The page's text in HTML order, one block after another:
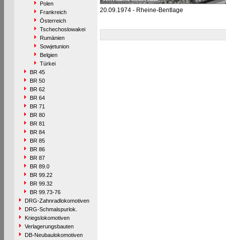
Polen
Frankreich
Österreich
Tschechoslowakei
Rumänien
Sowjetunion
Belgien
Türkei
BR 45
BR 50
BR 62
BR 64
BR 71
BR 80
BR 81
BR 84
BR 85
BR 86
BR 87
BR 89.0
BR 99.22
BR 99.32
BR 99.73-76
DRG-Zahnradlokomotiven
DRG-Schmalspurlok.
Kriegslokomotiven
Verlagerungsbauten
DB-Neubaulokomotiven
20.09.1974 - Rheine-Bentlage